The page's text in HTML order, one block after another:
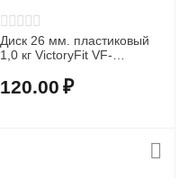
Диск 26 мм. пластиковый
1,0 кг VictoryFit VF-
120.00 ₽